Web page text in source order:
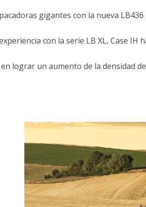
gigantes con la nueva
con la serie LB XL, Case
lograr un aumento de la densidad